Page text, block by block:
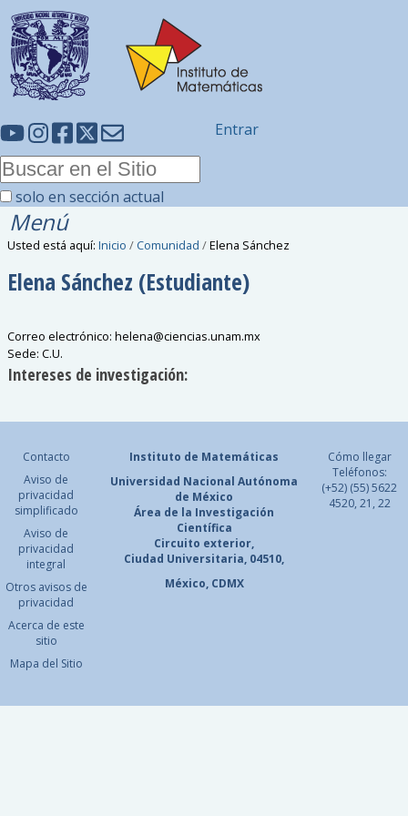
solo en sección actual
Entrar
Menú
Usted está aquí: Inicio / Comunidad /Elena Sánchez
Elena Sánchez (Estudiante)
Correo electrónico:helena@ciencias.unam.mx
Sede:C.U.
Intereses de investigación:
Contacto
Aviso de
privacidad
simplificado
Aviso de
privacidad
integral
Otros avisos de
privacidad
Acerca de este
sitio
Mapa del Sitio
Instituto de Matemáticas
Universidad Nacional Autónoma
de México
Área de la Investigación
Científica
Circuito exterior,
Ciudad Universitaria, 04510,
México, CDMX
Cómo llegar
Teléfonos:
(+52) (55) 5622
4520, 21, 22